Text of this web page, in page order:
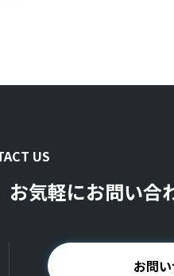
US
気軽にお問い合
お問